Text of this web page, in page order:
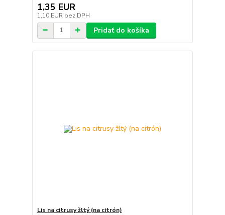
1,35 EUR
1,10 EUR bez DPH
Pridať do košíka
Lis na citrusy žltý (na citrón)